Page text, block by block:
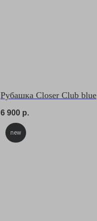
Рубашка Closer Club blue
6 900 р.
new